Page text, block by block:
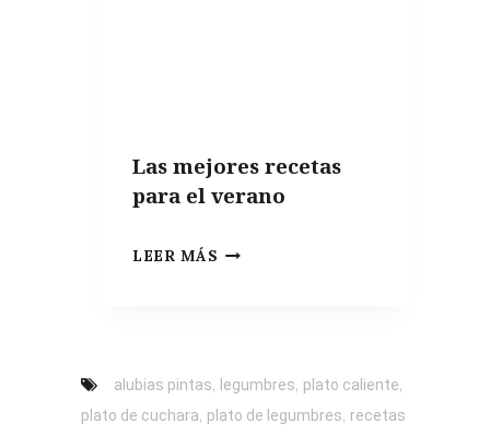
Las mejores recetas
para el verano
LEER MÁS LAS
EL
VERANO
alubias pintas, legumbres, plato caliente,
plato de cuchara, plato de legumbres, recetas